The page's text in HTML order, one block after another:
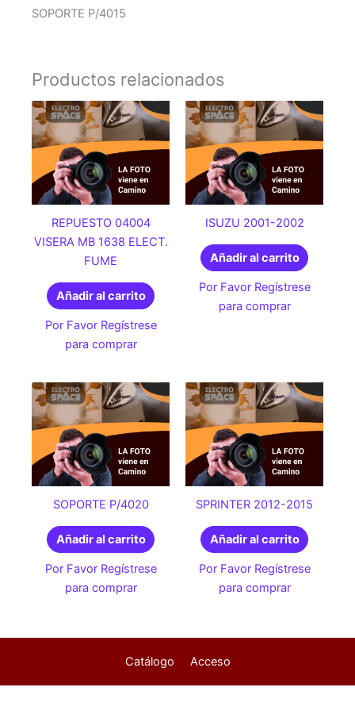
SOPORTE P/4015
Productos relacionados
REPUESTO 04004
VISERA MB 1638 ELECT.
FUME
Añadir al carrito
Por Favor Regístrese
para comprar
ISUZU 2001-2002
Añadir al carrito
Por Favor Regístrese
para comprar
SOPORTE P/4020
Añadir al carrito
Por Favor Regístrese
para comprar
SPRINTER 2012-2015
Añadir al carrito
Por Favor Regístrese
para comprar
Catálogo Acceso